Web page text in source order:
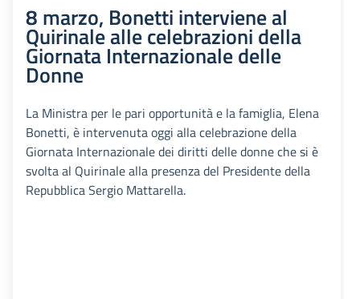
8 marzo, Bonetti interviene al
Quirinale alle celebrazioni della
Giornata Internazionale delle
Donne
La Ministra per le pari opportunità e la famiglia, Elena
Bonetti, è intervenuta oggi alla celebrazione della
Giornata Internazionale dei diritti delle donne che si è
svolta al Quirinale alla presenza del Presidente della
Repubblica Sergio Mattarella.